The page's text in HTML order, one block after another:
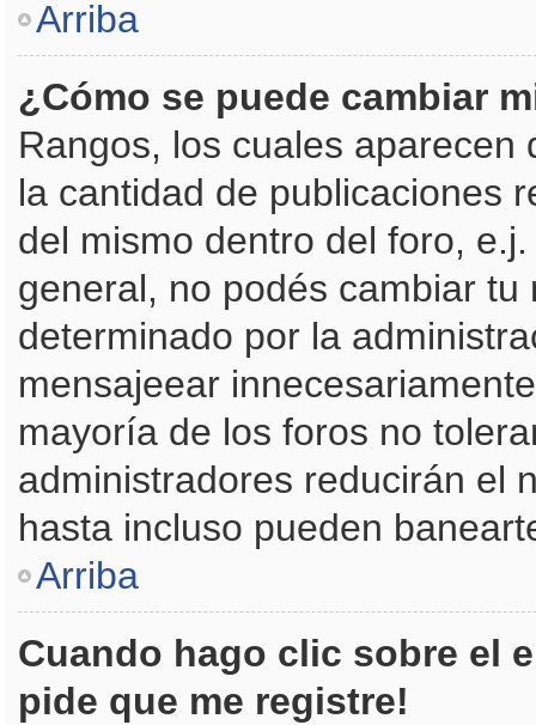
Arriba
¿Cómo se puede cambiar
Rangos, los cuales
la cantidad de publicaciones
del mismo dentro del foro,
general, no podés cambiar
determinado por la
mensajeear
mayoría de los foros no
administradores reducirán el
hasta incluso pueden
Arriba
Cuando hago clic sobre el
pide que me registre!